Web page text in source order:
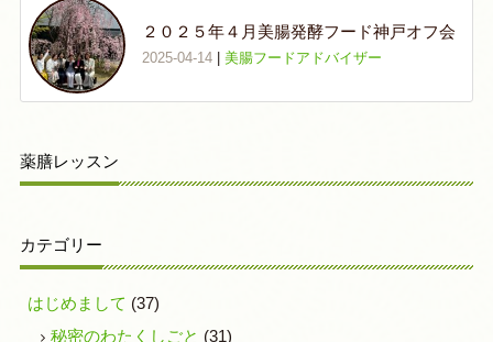
２０２５年４月美腸発酵フード神戸オフ会
2025-04-14| 美腸フードアドバイザー
薬膳レッスン
カテゴリー
はじめまして (37)
秘密のわたくしごと (31)